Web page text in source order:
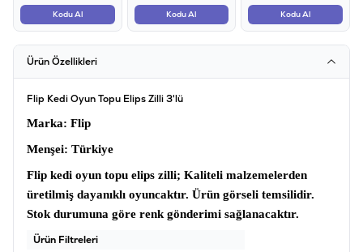
Kodu Al
Kodu Al
Kodu Al
Ürün Özellikleri
Flip Kedi Oyun Topu Elips Zilli 3'lü
Marka: Flip
Menşei: Türkiye
Flip kedi oyun topu elips zilli; Kaliteli malzemelerden
üretilmiş dayanıklı oyuncaktır. Ürün görseli temsilidir.
Stok durumuna göre renk gönderimi sağlanacaktır.
Ürün Filtreleri